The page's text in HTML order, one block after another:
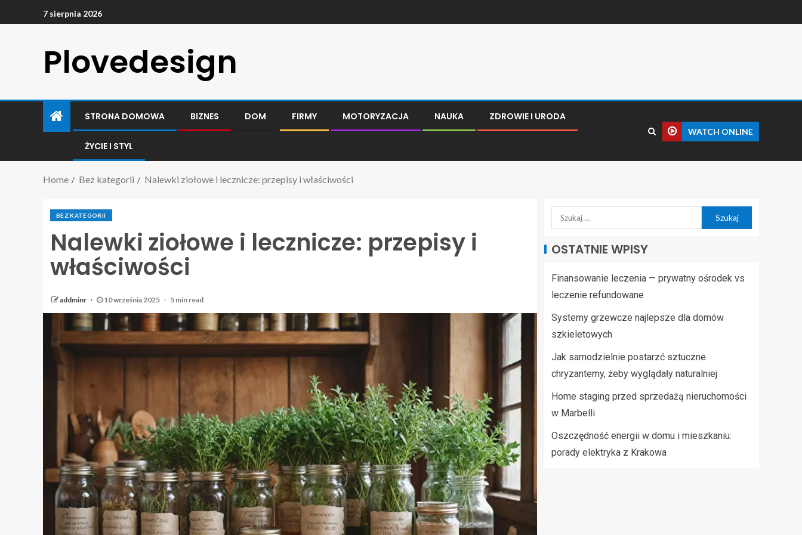
7 sierpnia 2026
Plovedesign
STRONA DOMOWA BIZNES DOM FIRMY MOTORYZACJA NAUKA ZDROWIE I URODA
ŻYCIE I STYL
WATCH ONLINE
Home Bez kategorii Nalewki ziołowe i lecznicze: przepisy i właściwości
BEZ KATEGORII
Nalewki ziołowe i lecznicze: przepisy i
właściwości
addminr 10 września 2025 5 min read
OSTATNIE WPISY
Finansowanie leczenia — prywatny ośrodek vs
leczenie refundowane
Systemy grzewcze najlepsze dla domów
szkieletowych
Jak samodzielnie postarzć sztuczne
chryzantemy, żeby wyglądały naturalniej
Home staging przed sprzedażą nieruchomości
w Marbelli
Oszczędność energii w domu i mieszkaniu:
porady elektryka z Krakowa